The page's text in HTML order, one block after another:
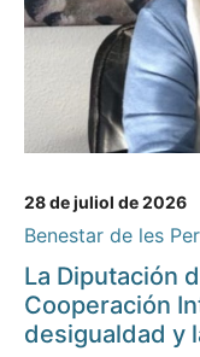
28 de juliol de 2026
Benestar de les
La Diputación
Cooperación
desigualdad y